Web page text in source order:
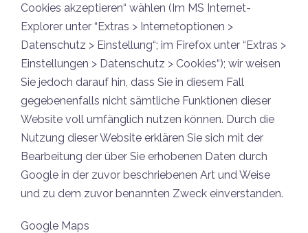
Cookies akzeptieren“ wählen (Im MS Internet-
Explorer unter “Extras > Internetoptionen >
Datenschutz > Einstellung“; im Firefox unter “Extras >
Einstellungen > Datenschutz > Cookies“); wir weisen
Sie jedoch darauf hin, dass Sie in diesem Fall
gegebenenfalls nicht sämtliche Funktionen dieser
Website voll umfänglich nutzen können. Durch die
Nutzung dieser Website erklären Sie sich mit der
Bearbeitung der über Sie erhobenen Daten durch
Google in der zuvor beschriebenen Art und Weise
und zu dem zuvor benannten Zweck einverstanden.
Google Maps